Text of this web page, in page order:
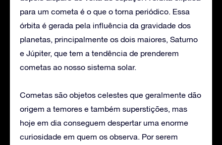
para um cometa é o que o torna periódico. Essa
órbita é gerada pela influência da gravidade dos
planetas, principalmente os dois maiores, Saturno
e Júpiter, que tem a tendência de prenderem
cometas ao nosso sistema solar.
Cometas são objetos celestes que geralmente dão
origem a temores e também superstições, mas
hoje em dia conseguem despertar uma enorme
curiosidade em quem os observa. Por serem